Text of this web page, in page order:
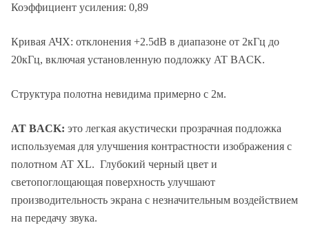
Коэффициент усиления: 0,89
Кривая АЧХ: отклонения +2.5dB в диапазоне от 2кГц до
20кГц, включая установленную подложку AT BACK.
Структура полотна невидима примерно с 2м.
AT BACK: это легкая акустически прозрачная подложка
используемая для улучшения контрастности изображения с
полотном AT XL. Глубокий черный цвет и
светопоглощающая поверхность улучшают
производительность экрана с незначительным воздействием
на передачу звука.